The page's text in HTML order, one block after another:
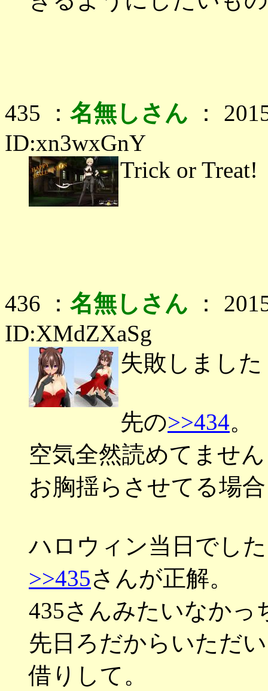
435 ： 名無しさん ：
ID:xn3wxGnY
Trick or Treat!
436 ： 名無しさん ：
ID:XMdZXaSg
失敗しまし
先の>>434。
空気全然読めてませ
お胸揺らさせてる場
ハロウィン当日でし
>>435さんが正解。
435さんみたいなかっ
先日ろだからいただ
借りして。